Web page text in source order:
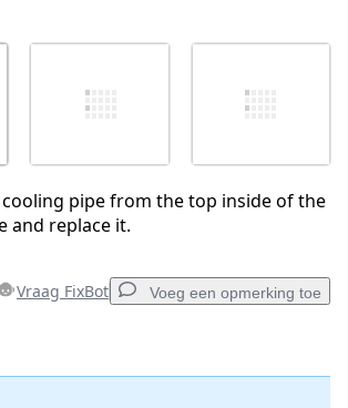
cooling pipe from the top inside of the
and replace it.
Vraag FixBot Voeg een opmerking toe